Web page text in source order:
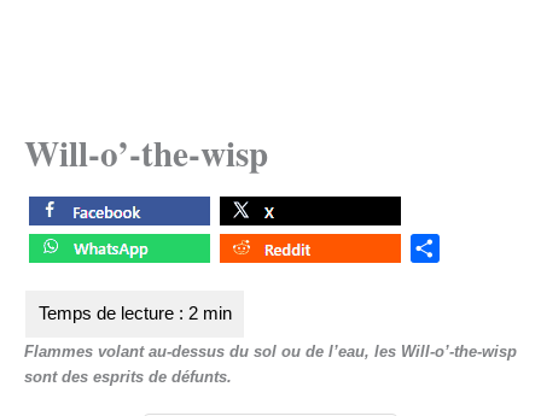
Will-o’-the-wisp
e
Flammes volant au-dessus du sol ou de l’eau, les Will-o’-the-wisp
sont des esprits de défunts.